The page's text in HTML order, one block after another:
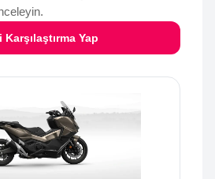
Karşılaştırma Yap